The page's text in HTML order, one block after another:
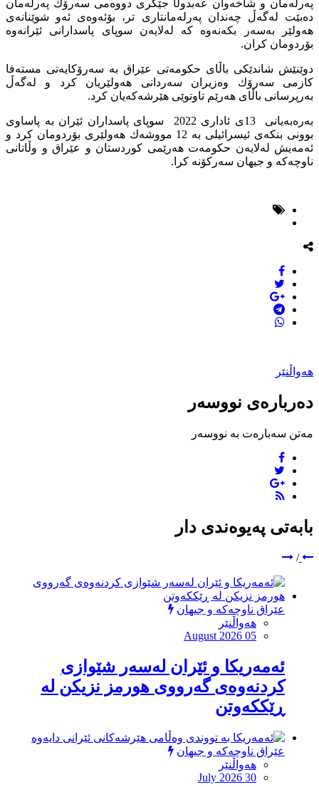
په‌رله‌مان و شاخه‌وان عه‌بدوڵا جێگرى دووه‌مى سه‌رۆك په‌رله‌مان
ده‌بێت له‌گه‌ڵ چه‌ندان په‌رله‌مانتارى تر، بۆئه‌وه‌ى ئه‌و شوێنانه‌ى
هه‌ولێر به‌سه‌ر بكه‌نه‌وه‌ كه‌ له‌لایه‌ن سوپاى پاسدارانى ئێرانه‌وه‌
بۆردومان كران.
دوێنێش شاندێكى باڵاى حكومه‌تى عێراق به‌ سه‌رۆكایه‌تى مسته‌فا
كازمى سه‌رۆك وه‌زیران سه‌ردانى هه‌ولێریان كرد و له‌گه‌ڵ
به‌رپرسانى باڵاى هه‌رێم تاوتوێى هێرشه‌كه‌یان كرد.
به‌ره‌به‌یانى 13ى ئادارى 2022 سوپاى پاسداران ئێران به‌ پاساوى
بوونى بنكه‌ى ئیسرائیلى به‌ 12 مووشه‌ك هه‌ولێرى بۆردومان كرد و
ئه‌مه‌یش له‌لایه‌ن حكومه‌ت هه‌رێمى كوردستان و عێراق و وڵاتانى
ناوچه‌كه‌ و جیهان سه‌ركۆنه‌ كرا.
هەواڵنێر
دەربارەی نووسەر
مەتن سەبارەت بە نووسەر
بابەتی پەیوەندی دار
/
عێراق ناوچەکە و جیهان
هەواڵنێر
August 2026 05
ئەمەریكا و ئێران لەسەر شێوازی
كردنەوەی گەرووی هورمز نزیكن لە
ڕێككەوتن
عێراق ناوچەکە و جیهان
هەواڵنێر
July 2026 30